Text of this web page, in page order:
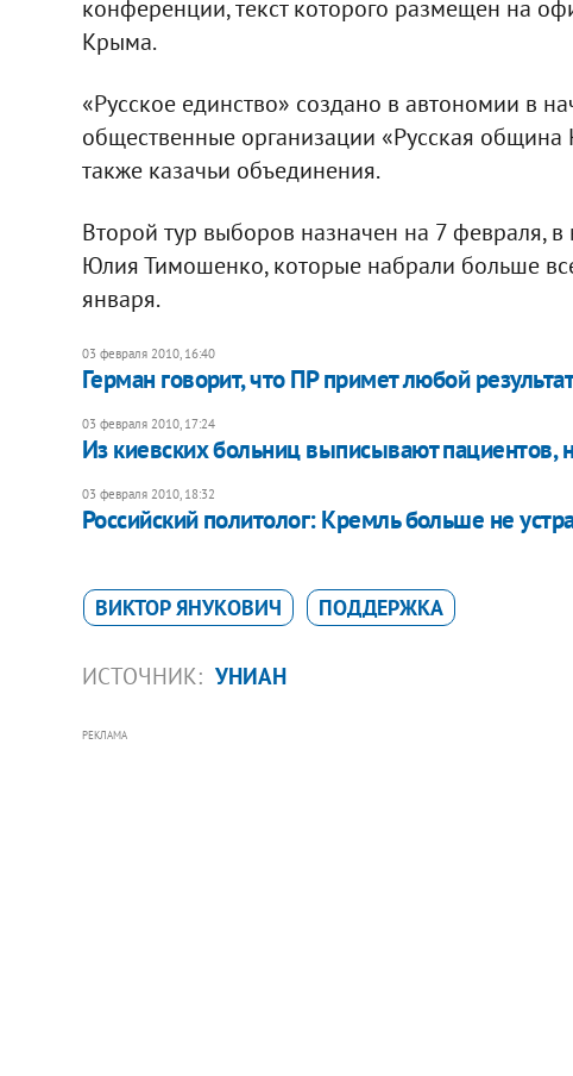
конференции, текст которого размещен на
Крыма.
«Русское единство» создано в автономии в
общественные организации «Русская
также казачьи объединения.
Второй тур выборов назначен на 7 февраля,
Юлия Тимошенко, которые набрали больше
января.
03 февраля 2010, 16:40
Герман говорит, что ПР примет любой
03 февраля 2010, 17:24
Из киевских больниц выписывают
03 февраля 2010, 18:32
Российский политолог: Кремль больше не
ВИКТОР ЯНУКОВИЧ ПОДДЕРЖКА
ИСТОЧНИК: УНИАН
РЕКЛАМА